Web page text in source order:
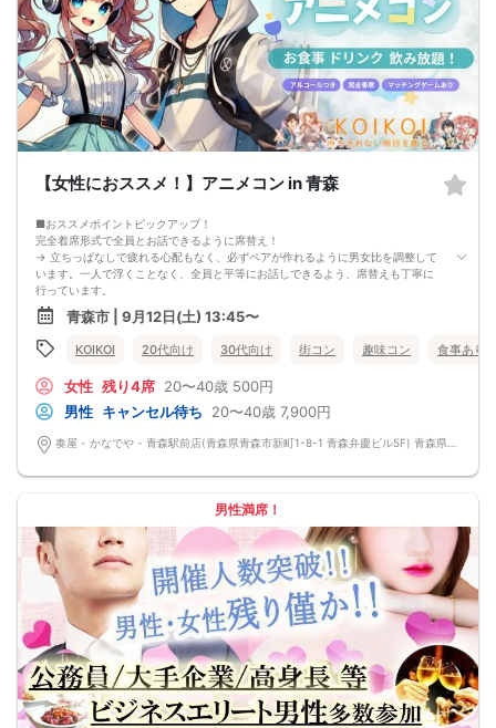
止」及び「返金」させて頂きます。）
【女性におススメ！】アニメコン in 青森
■おススメポイントピックアップ！
完全着席形式で全員とお話できるように席替え！
→ 立ちっぱなしで疲れる心配もなく、必ずペアが作れるように男女比を調整して
います。一人で浮くことなく、全員と平等にお話しできるよう、席替えも丁寧に
行っています。
会話を盛り上げるプロフィールシート＆アニメ一覧表！
→ 趣味や好みからスムーズに会話がスタート！「何を話そう…」と悩むことな
く、共通の話題で盛り上がれます。
自然なつながりをサポートするマッチングゲーム開催！
返却されるので安心です。
■最少催行人数
男女2対2
■中止判断タイミング
前日20時、または開催6時間前の時点で最少開催人数に満たない場合
→ お酒が飲めない方にはソフトドリンクも豊富にご用意しています！
青森市 | 9月12日(土) 13:45〜
KOIKOI 20代向け 30代向け 街コン 趣味コン 食事あり
女性 残り4席 20〜40歳 500円
男性 キャンセル待ち 20〜40歳 7,900円
男性満席！